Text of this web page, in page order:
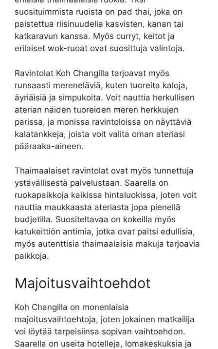
suosituimmista ruoista on pad thai, joka on
paistettua riisinuudelia kasvisten, kanan tai
katkaravun kanssa. Myös curryt, keitot ja
erilaiset wok-ruoat ovat suosittuja valintoja.
Ravintolat Koh Changilla tarjoavat myös
runsaasti mereneläviä, kuten tuoreita kaloja,
äyriäisiä ja simpukoita. Voit nauttia herkullisen
aterian näiden tuoreiden meren herkkujen
parissa, ja monissa ravintoloissa on näyttäviä
kalatankkeja, joista voit valita oman ateriasi
pääraaka-aineen.
Thaimaalaiset ravintolat ovat myös tunnettuja
ystävällisestä palvelustaan. Saarella on
ruokapaikkoja kaikissa hintaluokissa, joten voit
nauttia maukkaasta ateriasta jopa pienellä
budjetilla. Suositeltavaa on kokeilla myös
katukeittiön antimia, jotka ovat paitsi edullisia,
myös autenttisia thaimaalaisia ​​makuja tarjoavia
paikkoja.
Majoitusvaihtoehdot
Koh Changilla on monenlaisia
majoitusvaihtoehtoja, joten jokainen matkailija
voi löytää tarpeisiinsa sopivan vaihtoehdon.
Saarella on useita hotelleja, lomakeskuksia ja